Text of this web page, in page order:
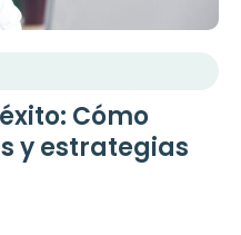
Cómo
y estrategias